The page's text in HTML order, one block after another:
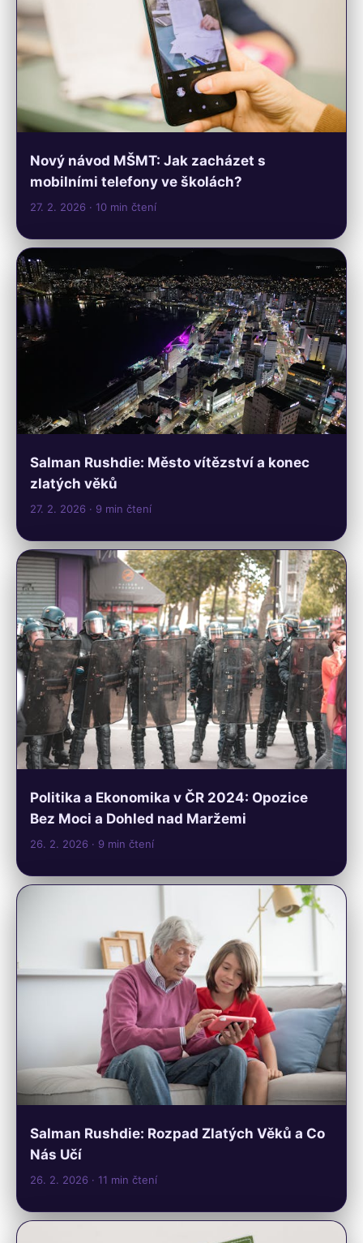
Nový návod MŠMT: Jak zacházet s
mobilními telefony ve školách?
27. 2. 2026 · 10 min čtení
Salman Rushdie: Město vítězství a konec
zlatých věků
27. 2. 2026 · 9 min čtení
Politika a Ekonomika v ČR 2024: Opozice
Bez Moci a Dohled nad Maržemi
26. 2. 2026 · 9 min čtení
Salman Rushdie: Rozpad Zlatých Věků a Co
Nás Učí
26. 2. 2026 · 11 min čtení